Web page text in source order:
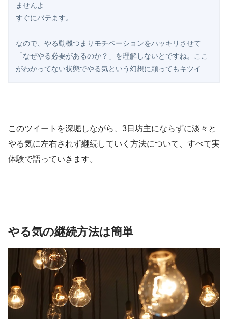
ませんよ
すぐにバテます。
なので、やる動機つまりモチベーションをハッキリさせて
「なぜやる必要があるのか？」を理解しないとですね。ここ
がわかってない状態でやる気という幻想に頼ってもキツイ
このツイートを深堀しながら、3日坊主にならずに淡々と
やる気に左右されず継続していく方法について、すべて実
体験で語っていきます。
やる気の継続方法は簡単